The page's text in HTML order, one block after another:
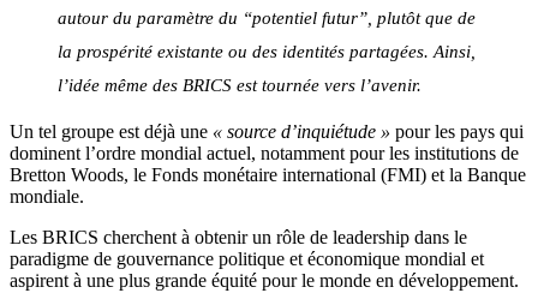
autour du paramètre du “potentiel futur”, plutôt que de
la prospérité existante ou des identités partagées. Ainsi,
l’idée même des BRICS est tournée vers l’avenir.
Un tel groupe est déjà une « source d’inquiétude » pour les pays qui
dominent l’ordre mondial actuel, notamment pour les institutions de
Bretton Woods, le Fonds monétaire international (FMI) et la Banque
mondiale.
Les BRICS cherchent à obtenir un rôle de leadership dans le
paradigme de gouvernance politique et économique mondial et
aspirent à une plus grande équité pour le monde en développement.